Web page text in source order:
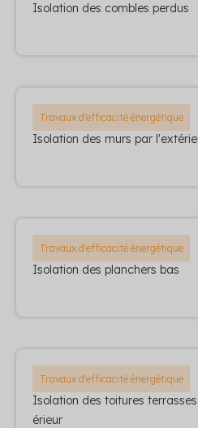
Isolation des combles perdus
Travaux d'efficacité énergétique
Isolation des murs par
Travaux d'efficacité énergétique
Isolation des planchers bas
Travaux d'efficacité énergétique
Isolation des toitures
érieur